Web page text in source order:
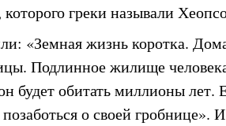
греки называли
«Земная жизнь коротка.
Подлинное жилище
будет обитать миллионы лет.
о своей гробнице».